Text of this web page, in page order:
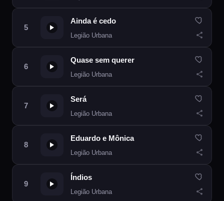
Ainda é cedo
Legião Urbana
Quase sem querer
Legião Urbana
Será
Legião Urbana
Eduardo e Mônica
Legião Urbana
Índios
Legião Urbana